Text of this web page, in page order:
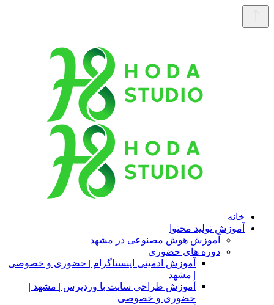
خانه
آموزش تولید محتوا
آموزش هوش مصنوعی در مشهد
دوره های حضوری
آموزش ادمینی اینستاگرام | حضوری و خصوصی
| مشهد
آموزش طراحی سایت با وردپرس | مشهد |
حضوری و خصوصی